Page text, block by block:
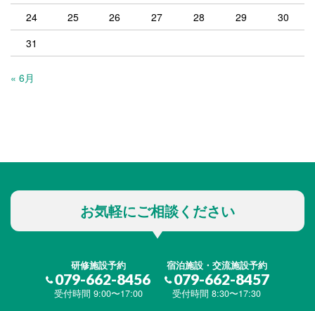
24
25 26 27 28 29
30
31
« 6月
お気軽にご相談ください
研修施設予約
079-662-8456
受付時間 9:00〜17:00
宿泊施設・交流施設予約
079-662-8457
受付時間 8:30〜17:30